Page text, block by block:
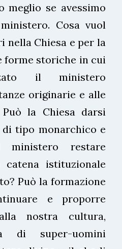
meglio se avessimo
Cosa vuol
nella Chiesa e per la
forme storiche in cui
il ministero
originarie e alle
la Chiesa darsi
tipo monarchico e
restare
istituzionale
Può la formazione
e proporre
nostra cultura,
di super-uomini